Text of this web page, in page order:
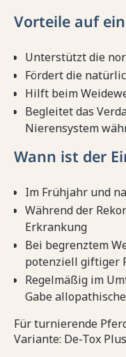
Vorteile auf
Unterstützt die
Fördert die
Hilft beim
Begleitet das
Nierensystem
Wann ist der
Im Frühjahr und
Während der
Erkrankung
Bei begrenztem
potenziell giftiger
Regelmäßig im
Gabe
Für turnierende
Variante: De-Tox